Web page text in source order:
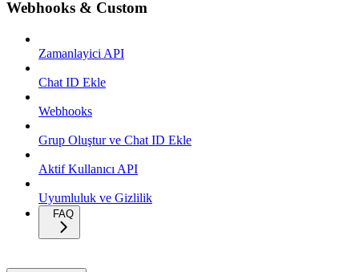
Webhooks & Custom
Zamanlayici API
Chat ID Ekle
Webhooks
Grup Oluştur ve Chat ID Ekle
Aktif Kullanıcı API
Uyumluluk ve Gizlilik
FAQ